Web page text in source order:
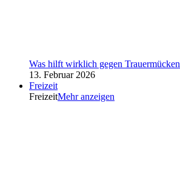
Was hilft wirklich gegen
13. Februar 2026
Freizeit
FreizeitMehr anzeigen